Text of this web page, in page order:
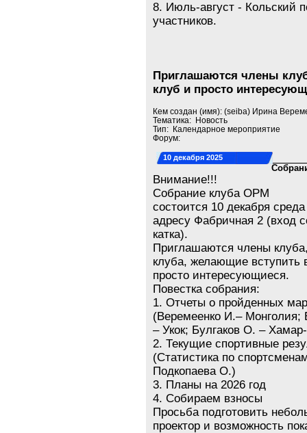
8. Июль-август - Кольский
участников.
Приглашаются члены
клуб и просто
Кем создан (имя): (seiba) Ирина
Тематика: Новость
Тип: Календарное мероприятие
Форум:
10 декабря 2025
Внимание!!!
Собрание клуба ОРМ
состоится 10 декабря
адресу Фабричная 2 (вход
катка).
Приглашаются члены
клуба, желающие вступить
просто интересующиеся.
Повестка собрания:
1. Отчеты о пройденных
(Веремеенко И.‒ Монголия;
‒ Укок; Булгаков О. ‒
2. Текущие спортивные
(Статистика по
Подкопаева О.)
3. Планы на 2026 год
4. Собираем взносы
Просьба подготовить
проектор и возможность